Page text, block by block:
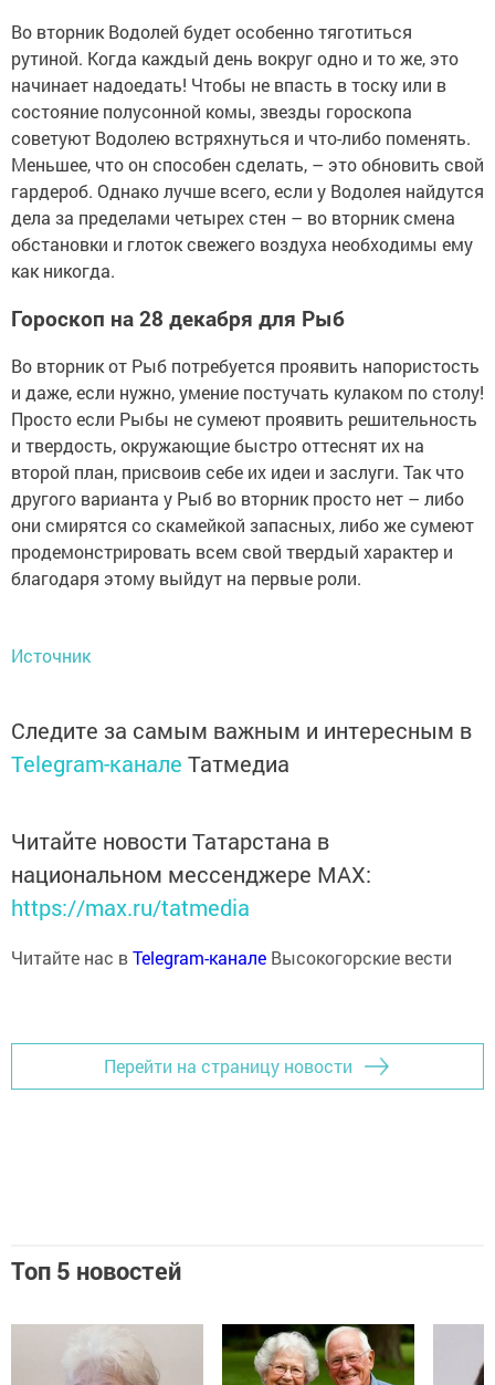
Во вторник Водолей будет особенно тяготиться
рутиной. Когда каждый день вокруг одно и то же, это
начинает надоедать! Чтобы не впасть в тоску или в
состояние полусонной комы, звезды гороскопа
советуют Водолею встряхнуться и что-либо поменять.
Меньшее, что он способен сделать, – это обновить свой
гардероб. Однако лучше всего, если у Водолея найдутся
дела за пределами четырех стен – во вторник смена
обстановки и глоток свежего воздуха необходимы ему
как никогда.
Гороскоп на 28 декабря для Рыб
Во вторник от Рыб потребуется проявить напористость
и даже, если нужно, умение постучать кулаком по столу!
Просто если Рыбы не сумеют проявить решительность
и твердость, окружающие быстро оттеснят их на
второй план, присвоив себе их идеи и заслуги. Так что
другого варианта у Рыб во вторник просто нет – либо
они смирятся со скамейкой запасных, либо же сумеют
продемонстрировать всем свой твердый характер и
благодаря этому выйдут на первые роли.
Источник
Следите за самым важным и интересным в
Telegram-канале Татмедиа
Читайте новости Татарстана в
национальном мессенджере MАХ:
https://max.ru/tatmedia
Читайте нас вTelegram-канале Высокогорские вести
Перейти на страницу новости
Топ 5 новостей